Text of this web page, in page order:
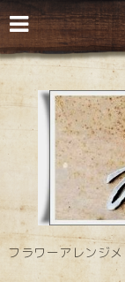
フラワーアレンジ